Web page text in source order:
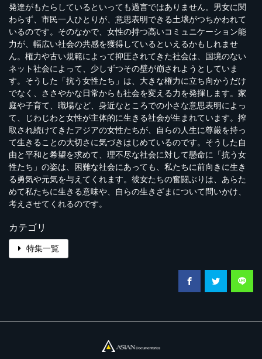
発達がもたらしているといっても過言ではありません。男女に関
わらず、市民一人ひとりが、意思表明できる土壌がつちかわれて
いるのです。そのなかで、女性の持つ高いコミュニケーション能
力が、幅広い社会の共感を獲得しているといえるかもしれませ
ん。権力や古い規範によって抑圧されてきた社会は、国境のない
ネット社会によって、少しずつその壁が崩されようとしていま
す。そうした「抗う女性たち」は、大きな権力に立ち向かうだけ
でなく、ささやかな日常からも社会を変える力を発揮します。家
庭や子育て、職場など、身近なところでの小さな意思表明によっ
て、じわじわと女性が主体的に生きる社会が生まれています。搾
取され続けてきたアジアの女性たちが、自らの人生に尊厳を持っ
て生きることの大切さに気づきはじめているのです。そうした自
由と平和と希望を求めて、理不尽な社会に対して懸命に「抗う女
性たち」の姿は、困難な社会にあっても、私たちに前向きに生き
る勇気や元気を与えてくれます。彼女たちの奮闘ぶりは、あらた
めて私たちに生きる意味や、自らの生きざまについて問いかけ、
考えさせてくれるのです。
カテゴリ
特集一覧